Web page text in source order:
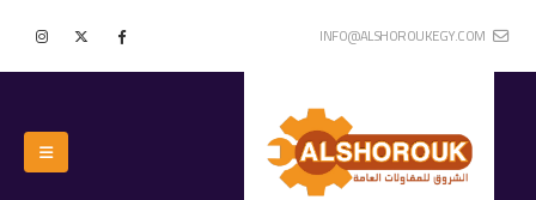
INFO@ALSHOROUKEGY.COM